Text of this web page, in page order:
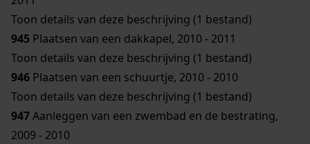
Toon details van deze beschrijving (1 bestand)
945 Plaatsen van een dakkapel, 2010 - 2011
Toon details van deze beschrijving (1 bestand)
946 Plaatsen van een schuurtje, 2010 - 2010
Toon details van deze beschrijving (1 bestand)
947Aanleggen van een zwembad en de bestrating,
2009 - 2010